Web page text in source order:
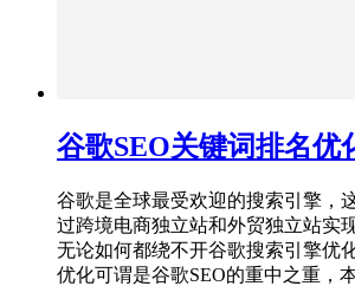
谷歌SEO关键词排名优
谷歌是全球最受欢迎的搜索引擎，
过跨境电商独立站和外贸独立站实
无论如何都绕不开谷歌搜索引擎优
优化可谓是谷歌SEO的重中之重，